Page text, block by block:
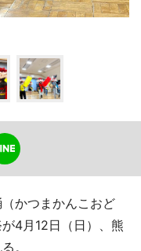
かつまかんこおど
4月12日（日）、熊
。